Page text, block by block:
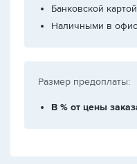
Банковской
Наличными в
Размер предоплаты:
В % от цены